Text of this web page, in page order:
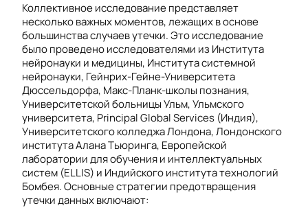
Коллективное исследование представляет
несколько важных моментов, лежащих в основе
большинства случаев утечки. Это исследование
было проведено исследователями из Института
нейронауки и медицины, Института системной
нейронауки, Гейнрих-Гейне-Университета
Дюссельдорфа, Макс-Планк-школы познания,
Университетской больницы Ульм, Ульмского
университета, Principal Global Services (Индия),
Университетского колледжа Лондона, Лондонского
института Алана Тьюринга, Европейской
лаборатории для обучения и интеллектуальных
систем (ELLIS) и Индийского института технологий
Бомбея. Основные стратегии предотвращения
утечки данных включают: